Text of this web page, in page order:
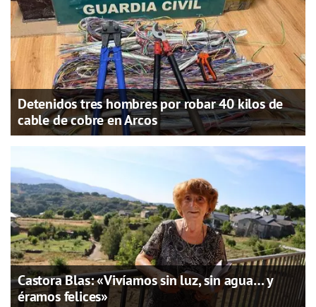
Detenidos tres hombres por robar 40 kilos de
cable de cobre en Arcos
Castora Blas: «Vivíamos sin luz, sin agua… y
éramos felices»